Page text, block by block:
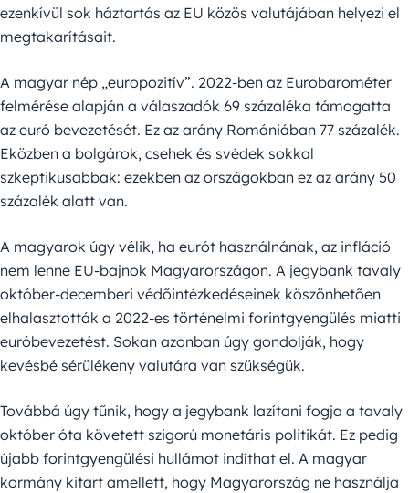
ezenkívül sok háztartás az EU közös valutájában helyezi el
megtakarításait.
A magyar nép „europozitív”. 2022-ben az Eurobarométer
felmérése alapján a válaszadók 69 százaléka támogatta
az euró bevezetését. Ez az arány Romániában 77 százalék.
Eközben a bolgárok, csehek és svédek sokkal
szkeptikusabbak: ezekben az országokban ez az arány 50
százalék alatt van.
A magyarok úgy vélik, ha eurót használnának, az infláció
nem lenne EU-bajnok Magyarországon. A jegybank tavaly
október-decemberi védőintézkedéseinek köszönhetően
elhalasztották a 2022-es történelmi forintgyengülés miatti
euróbevezetést. Sokan azonban úgy gondolják, hogy
kevésbé sérülékeny valutára van szükségük.
Továbbá úgy tűnik, hogy a jegybank lazítani fogja a tavaly
október óta követett szigorú monetáris politikát. Ez pedig
újabb forintgyengülési hullámot indíthat el. A magyar
kormány kitart amellett, hogy Magyarország ne használja